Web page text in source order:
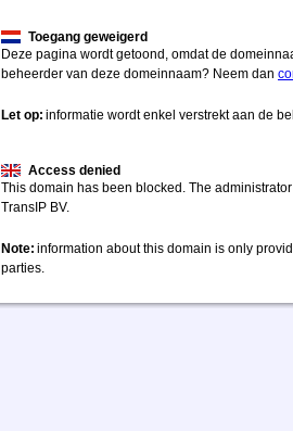
Toegang geweigerd
Deze pagina wordt getoond, omdat de
beheerder van deze domeinnaam? Neem dan
Let op: informatie wordt enkel verstrekt aan de
Access denied
This domain has been blocked. The
TransIP BV.
Note: information about this domain is only
parties.